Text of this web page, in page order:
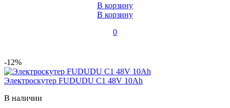
В корзину
В корзину
0
-12%
Электроскутер FUDUDU C1 48V 10Ah
В наличии